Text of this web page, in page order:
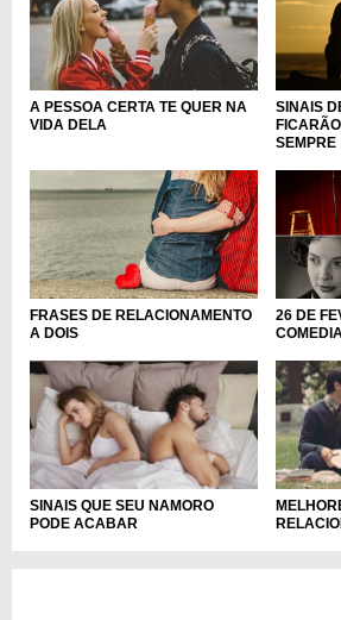
A PESSOA CERTA TE QUER NA
VIDA DELA
SINAIS
SEMPRE
FRASES DE RELACIONAMENTO
A DOIS
26 DE
SINAIS QUE SEU NAMORO
PODE ACABAR